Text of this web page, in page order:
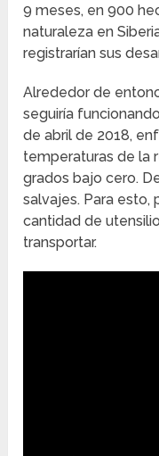
9 meses, en 900
naturaleza en
registrarían sus
Alrededor de
seguiría
de abril de 2018,
temperaturas de la
grados bajo cero.
salvajes. Para esto,
cantidad de
transportar.